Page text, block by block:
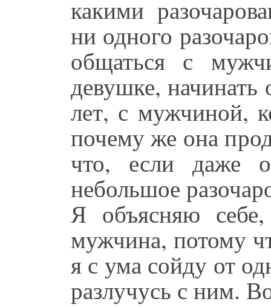
какими
ни одного
общаться с
девушке,
лет, с мужчиной,
почему же она
что, если даже
небольшое
Я объясняю
мужчина, потому
я с ума сойду от
разлучусь с ним.